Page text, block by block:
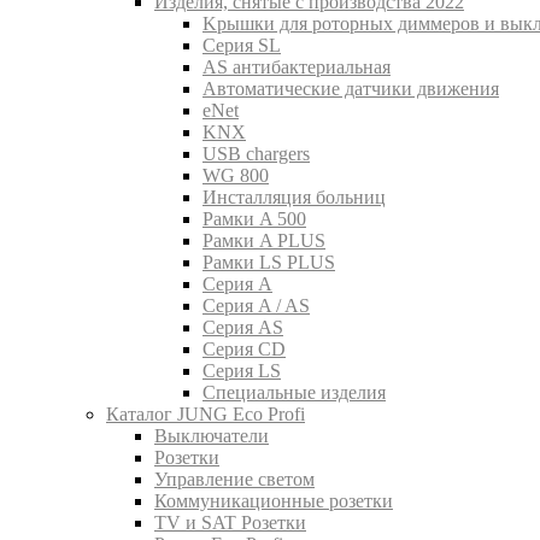
Kрышки для роторных диммеров и
Серия SL
AS антибактериальная
Aвтоматические датчики движения
eNet
KNX
USB chargers
WG 800
Инсталляция больниц
Рамки A 500
Рамки A PLUS
Рамки LS PLUS
Серия A
Серия A / AS
Серия AS
Серия CD
Серия LS
Специальные изделия
Каталог JUNG Eco Profi
Выключатели
Розетки
Управление светом
Коммуникационные розетки
TV и SAT Розетки